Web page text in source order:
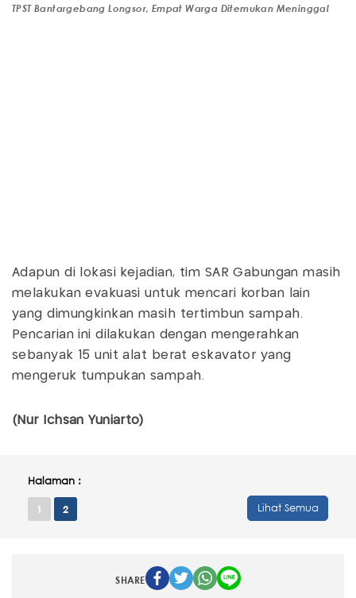
TPST Bantargebang Longsor, Empat Warga Ditemukan Meninggal
Adapun di lokasi kejadian, tim SAR Gabungan masih
melakukan evakuasi untuk mencari korban lain
yang dimungkinkan masih tertimbun sampah.
Pencarian ini dilakukan dengan mengerahkan
sebanyak 15 unit alat berat eskavator yang
mengeruk tumpukan sampah.
(Nur Ichsan Yuniarto)
Halaman :
1 2 Lihat Semua
SHARE